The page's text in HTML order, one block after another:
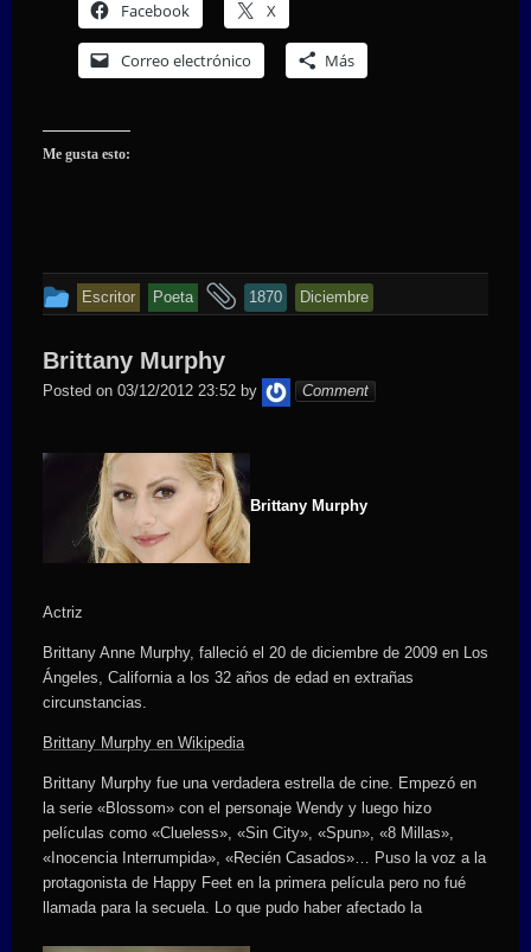
Facebook X
Correo electrónico Más
Me gusta esto:
This
entry
was
posted
Escritor Poeta
and
1870 Diciembre
Brittany Murphy
Posted on 03/12/2012 23:52 by admin
Comment
Brittany Murphy
Actriz
Brittany Anne Murphy, falleció el 20 de diciembre de 2009 en Los
Ángeles, California a los 32 años de edad en extrañas
circunstancias.
Brittany Murphy en Wikipedia
Brittany Murphy fue una verdadera estrella de cine. Empezó en
la serie «Blossom» con el personaje Wendy y luego hizo
películas como «Clueless», «Sin City», «Spun», «8 Millas»,
«Inocencia Interrumpida», «Recién Casados»… Puso la voz a la
protagonista de Happy Feet en la primera película pero no fué
llamada para la secuela. Lo que pudo haber afectado la